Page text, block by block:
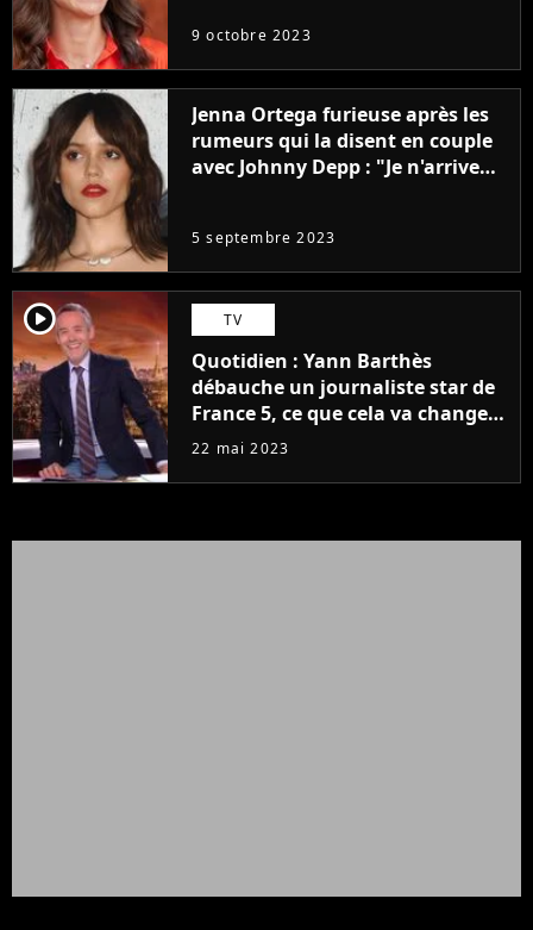
9 octobre 2023
Jenna Ortega furieuse après les
rumeurs qui la disent en couple
avec Johnny Depp : "Je n'arrive
5 septembre 2023
player2 TV
Quotidien : Yann Barthès
débauche un journaliste star de
France 5, ce que cela va changer
à la rentrée
22 mai 2023